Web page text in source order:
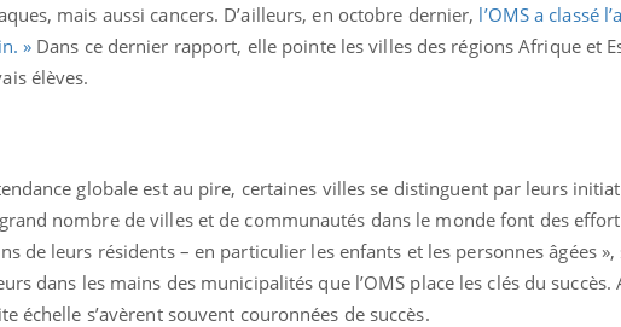
mais aussi cancers. D’ailleurs, en octobre dernier, l’OMS a classé
» Dans ce dernier rapport, elle pointe les villes des régions Afrique et
élèves.
globale est au pire, certaines villes se distinguent par leurs
nombre de villes et de communautés dans le monde font des
de leurs résidents – en particulier les enfants et les personnes âgées »,
dans les mains des municipalités que l’OMS place les clés du
échelle s’avèrent souvent couronnées de succès.
Cancer colorectal : une
stratégie simple aurait
changé la donne au Pays
basque
France ?
Les médicaments GLP-1
protègent-ils aussi les os
?
Cytomégalovirus : ce qui
change dans la prise en
VIH : la fin du comprimé
tous les jours se profile-t-
elle enfin ?